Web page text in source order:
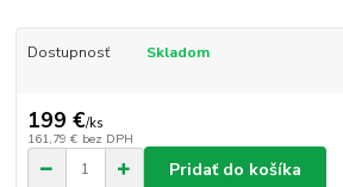
Dostupnosť Skladom
199 €/ks
161,79 € bez DPH
Pridať do košíka